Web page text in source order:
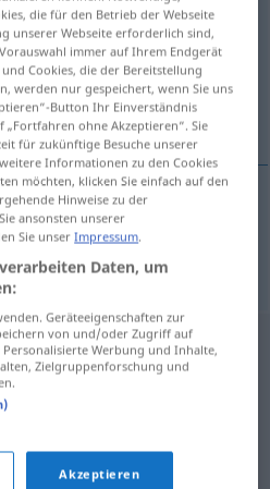
anklicken/antippen)
die für den Betrieb der Webseite
unserer Webseite erforderlich sind,
immer auf Ihrem Endgerät
Cookies, die der Bereitstellung
werden nur gespeichert, wenn Sie uns
Button Ihr Einverständnis
„Fortfahren ohne Akzeptieren“. Sie
für zukünftige Besuche unserer
Informationen zu den Cookies
möchten, klicken Sie einfach auf den
Hinweise zu der
ansonsten unserer
Sie unserImpressum
Daten, um
Geräteeigenschaften zur
von und/oder Zugriff auf
Werbung und Inhalte,
Zielgruppenforschung und
Akzeptieren